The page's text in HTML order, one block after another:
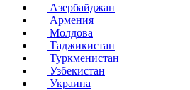
Азербайджан
Армения
Молдова
Таджикистан
Туркменистан
Узбекистан
Украина